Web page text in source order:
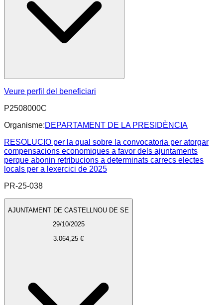
Veure perfil del beneficiari
P2508000C
Organisme:DEPARTAMENT DE LA PRESIDÈNCIA
RESOLUCIO per la qual sobre la convocatoria per atorgar
compensacions economiques a favor dels ajuntaments
perque abonin retribucions a determinats carrecs electes
locals per a lexercici de 2025
PR-25-038
AJUNTAMENT DE CASTELLNOU DE SE
29/10/2025
3.064,25 €